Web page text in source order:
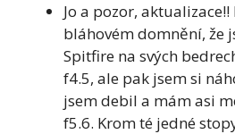
Jo a pozor,
bláhovém domnění, že
Spitfire na svých
f4.5, ale pak jsem si
jsem debil a mám asi
f5.6. Krom té jedné